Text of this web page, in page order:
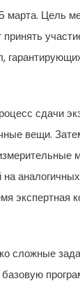
Цель
сдачи
вещи.
экспертная
сложные